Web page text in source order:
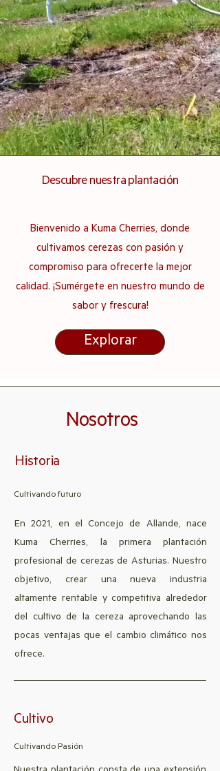
Descubre nuestra plantación
Bienvenido a Kuma Cherries, donde
cultivamos cerezas con pasión y
compromiso para ofrecerte la mejor
calidad. ¡Sumérgete en nuestro mundo de
sabor y frescura!
Explorar
Nosotros
Historia
Cultivando futuro
En 2021, en el Concejo de Allande, nace
Kuma Cherries, la primera plantación
profesional de cerezas de Asturias. Nuestro
objetivo, crear una nueva industria
altamente rentable y competitiva alrededor
del cultivo de la cereza aprovechando las
pocas ventajas que el cambio climático nos
ofrece.
Cultivo
Cultivando Pasión